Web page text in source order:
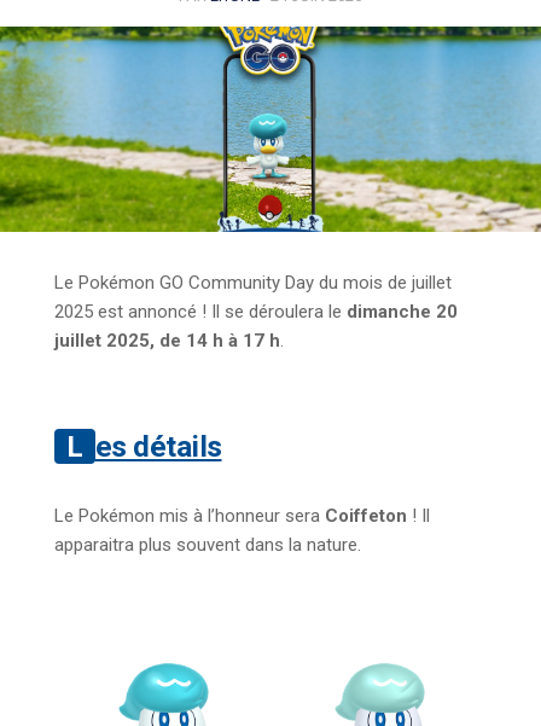
Le Pokémon GO Community Day du mois de juillet
2025 est annoncé ! Il se déroulera le dimanche 20
juillet 2025, de 14 h à 17 h.
Les détails
Le Pokémon mis à l’honneur sera Coiffeton ! Il
apparaitra plus souvent dans la nature.